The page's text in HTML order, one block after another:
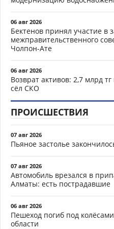
06 авг 2026
Бектенов принял участие в
межправительственного
Чолпон-Ате
06 авг 2026
Возврат активов: 2,7 млрд
сёл СКО
ПРОИСШЕСТВИЯ
07 авг 2026
Пьяное застолье
07 авг 2026
Автомобиль врезался в
Алматы: есть пострадавшие
06 авг 2026
Пешеход погиб под
области